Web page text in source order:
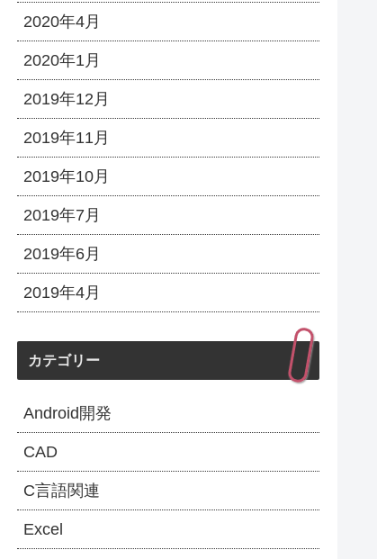
2020年4月
2020年1月
2019年12月
2019年11月
2019年10月
2019年7月
2019年6月
2019年4月
カテゴリー
Android開発
CAD
C言語関連
Excel